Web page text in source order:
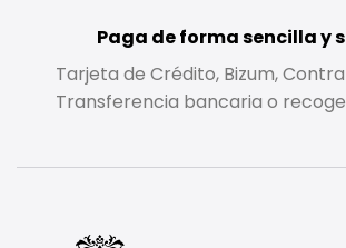
Paga de forma sencilla y
Tarjeta de Crédito, Bizum,
Transferencia bancaria o